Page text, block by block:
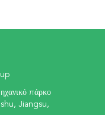
πάρκο
Jiangsu,